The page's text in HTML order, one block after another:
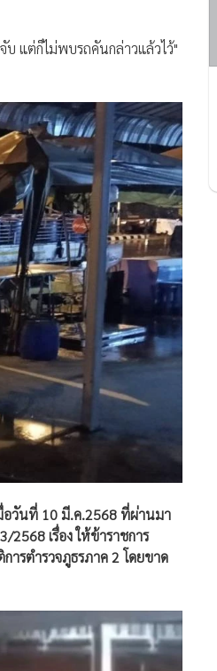
แต่ก็ไม่พบรถคันกล่าวแล้วไว้"
อวันที่ 10 มี.ค.2568 ที่ผ่านมา
เรื่อง ให้ข้าราชการ
ารตำรวจภูธรภาค 2 โดยขาด